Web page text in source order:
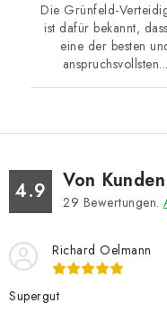
Die Grünfeld-
ist dafür bekannt,
eine der besten
anspruchsvollsten...
4.9 Von
29 Bewertungen.
Richard Oelmann
Supergut